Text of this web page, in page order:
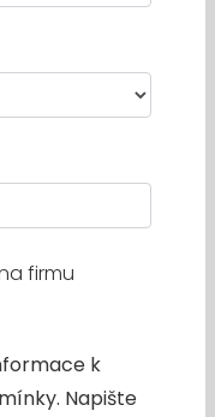
firmu
k
Napište